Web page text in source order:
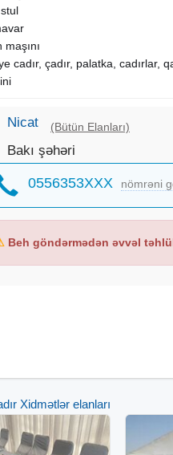
maşını
cadır, çadır, palatka, cadırlar,
Nicat (Bütün Elanları)
Bakı şəhəri
0556353XXX nömrəni
Beh göndərmədən əvvəl
Xidmətlər elanları